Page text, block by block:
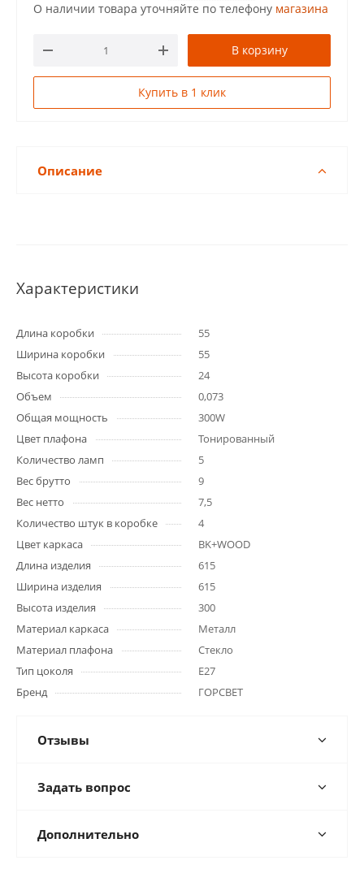
О наличии товара уточняйте по телефону магазина
В корзину
Купить в 1 клик
Описание
Характеристики
Длина коробки
55
Ширина коробки
55
Высота коробки
24
Объем
0,073
Общая мощность
300W
Цвет плафона
Тонированный
Количество ламп
5
Вес брутто
9
Вес нетто
7,5
Количество штук в коробке
4
Цвет каркаса
BK+WOOD
Длина изделия
615
Ширина изделия
615
Высота изделия
300
Материал каркаса
Металл
Материал плафона
Стекло
Тип цоколя
E27
Бренд
ГОРСВЕТ
Отзывы
Задать вопрос
Дополнительно